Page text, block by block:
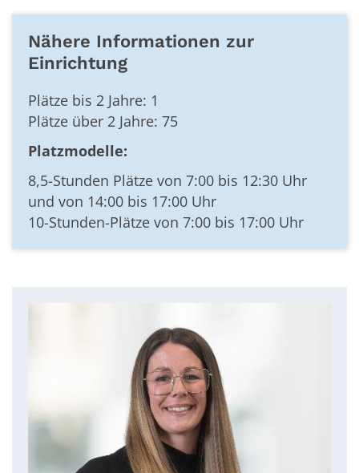
Nähere Informationen zur
Einrichtung
Plätze bis 2 Jahre: 1
Plätze über 2 Jahre: 75
Platzmodelle:
8,5-Stunden Plätze von 7:00 bis 12:30 Uhr
und von 14:00 bis 17:00 Uhr
10-Stunden-Plätze von 7:00 bis 17:00 Uhr